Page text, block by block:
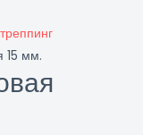
15 мм.